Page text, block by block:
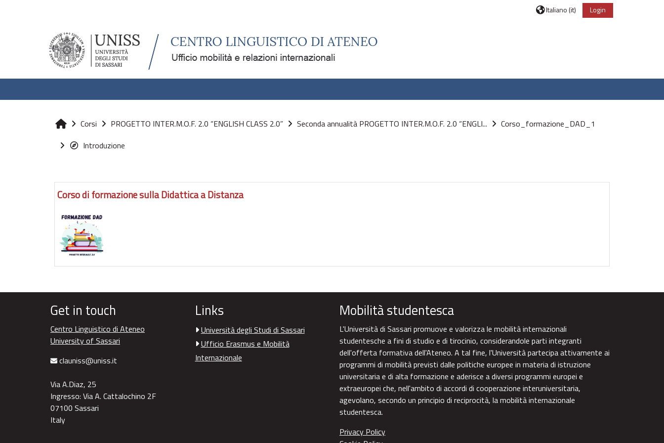
Italiano ‎(it)‎ Login
Home
Corsi PROGETTO INTER.M.O.F. 2.0 “ENGLISH CLASS 2.0” Seconda annualità PROGETTO INTER.M.O.F. 2.0 “ENGLI...
Corso_formazione_DAD_1
Introduzione
Corso di formazione sulla Didattica a Distanza
Get in touch
Centro Linguistico di Ateneo
University of Sassari
clauniss@uniss.it
Via A.Diaz, 25
Ingresso: Via A. Cattalochino 2F
07100 Sassari
Italy
Links
Università degli Studi di Sassari
Ufficio Erasmus e Mobilità
Internazionale
Mobilità studentesca
L'Università di Sassari promuove e valorizza le mobilità internazionali
studentesche a fini di studio e di tirocinio, considerandole parti integranti
dell'offerta formativa dell'Ateneo. A tal fine, l'Università partecipa attivamente ai
programmi di mobilità previsti dalle politiche europee in materia di istruzione
universitaria e di alta formazione e aderisce a diversi programmi europei e
extraeuropei che, nell'ambito di accordi di cooperazione interuniversitaria,
agevolano, secondo un principio di reciprocità, la mobilità internazionale
studentesca.
Privacy Policy